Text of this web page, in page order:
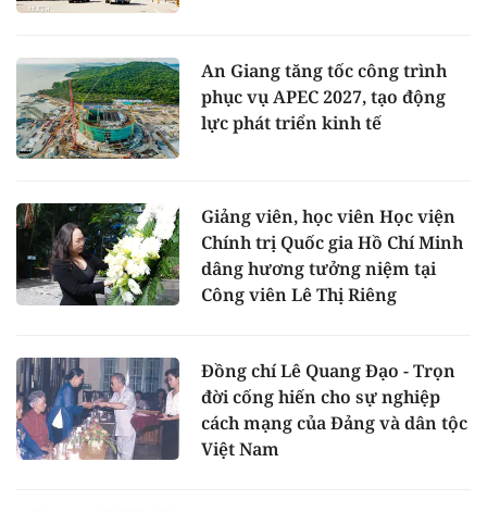
An Giang tăng tốc công trình
phục vụ APEC 2027, tạo động
lực phát triển kinh tế
Giảng viên, học viên Học viện
Chính trị Quốc gia Hồ Chí Minh
dâng hương tưởng niệm tại
Công viên Lê Thị Riêng
Đồng chí Lê Quang Đạo - Trọn
đời cống hiến cho sự nghiệp
cách mạng của Đảng và dân tộc
Việt Nam